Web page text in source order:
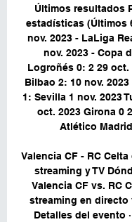
Últimos resultados
estadísticas (Últimos
nov. 2023 - LaLiga
nov. 2023 - Copa
Logroñés 0: 2 29
Bilbao 2: 10 nov. 2023
1: Sevilla 1 nov. 2023
oct. 2023 Girona 0
Atlético
Valencia CF - RC Celta
streaming y TV
Valencia CF vs. RC
streaming en directo
Detalles del evento